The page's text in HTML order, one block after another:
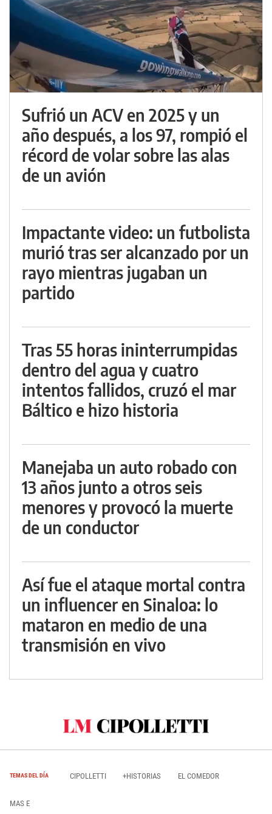
Sufrió un ACV en 2025 y un
año después, a los 97, rompió el
récord de volar sobre las alas
de un avión
Impactante video: un futbolista
murió tras ser alcanzado por un
rayo mientras jugaban un
partido
Tras 55 horas ininterrumpidas
dentro del agua y cuatro
intentos fallidos, cruzó el mar
Báltico e hizo historia
Manejaba un auto robado con
13 años junto a otros seis
menores y provocó la muerte
de un conductor
Así fue el ataque mortal contra
un influencer en Sinaloa: lo
mataron en medio de una
transmisión en vivo
TEMAS DEL DÍA CIPOLLETTI +HISTORIAS EL COMEDOR
MAS E